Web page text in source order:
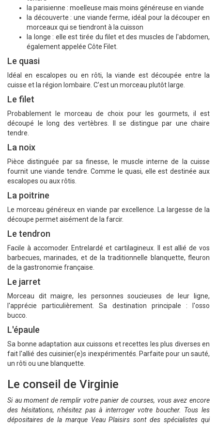
la parisienne : moelleuse mais moins généreuse en viande
la découverte : une viande ferme, idéal pour la découper en
morceaux qui se tiendront à la cuisson
la longe : elle est tirée du filet et des muscles de l'abdomen,
également appelée Côte Filet.
Le quasi
Idéal en escalopes ou en rôti, la viande est découpée entre la
cuisse et la région lombaire. C'est un morceau plutôt large.
Le filet
Probablement le morceau de choix pour les gourmets, il est
découpé le long des vertèbres. Il se distingue par une chaire
tendre.
La noix
Pièce distinguée par sa finesse, le muscle interne de la cuisse
fournit une viande tendre. Comme le quasi, elle est destinée aux
escalopes ou aux rôtis.
La poitrine
Le morceau généreux en viande par excellence. La largesse de la
découpe permet aisément de la farcir.
Le tendron
Facile à accomoder. Entrelardé et cartilagineux. Il est allié de vos
barbecues, marinades, et de la traditionnelle blanquette, fleuron
de la gastronomie française.
Le jarret
Morceau dit maigre, les personnes soucieuses de leur ligne,
l'apprécie particulièrement. Sa destination principale : l'osso
bucco.
L'épaule
Sa bonne adaptation aux cuissons et recettes les plus diverses en
fait l'allié des cuisinier(e)s inexpérimentés. Parfaite pour un sauté,
un rôti ou une blanquette.
Le conseil de Virginie
Si au moment de remplir votre panier de courses, vous avez encore
des hésitations, n'hésitez pas à interroger votre boucher. Tous les
dépositaires de la marque Veau Plaisirs sont des spécialistes qui